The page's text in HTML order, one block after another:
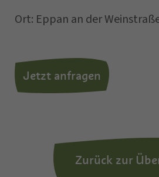
Ort: Eppan an der
Jetzt anfragen
Zurück zur
und verstanden und
personenbezogenen
Verantwortlichen zu.